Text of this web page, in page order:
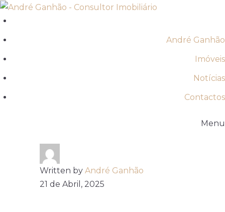
André Ganhão
Imóveis
Notícias
Contactos
Menu
Written by André Ganhão
21 de Abril, 2025